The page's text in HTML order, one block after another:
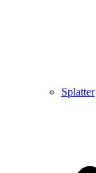
Splatter